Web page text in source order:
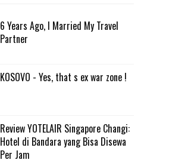
6 Years Ago, I Married My Travel
Partner
KOSOVO - Yes, that s ex war zone !
Review YOTELAIR Singapore Changi:
Hotel di Bandara yang Bisa Disewa
Per Jam